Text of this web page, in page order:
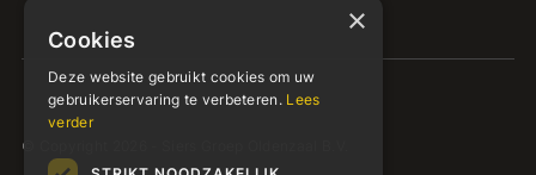
© Copyright 2026 - Siers Groep Oldenzaal B.V.
×
Cookies
Deze website gebruikt cookies om uw
gebruikerservaring te verbeteren. Lees
verder